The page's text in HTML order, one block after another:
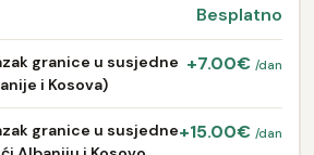
Besplatno
granice u susjedne
i Kosova)
+7.00€ /dan
granice u susjedne+15.00€ /dan